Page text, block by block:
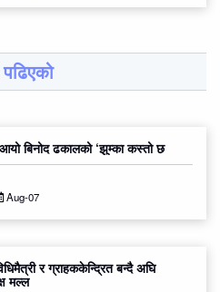
आयो बिनोद ढकालको ‘झुम्का कस्तो छ
Aug-07
र ग्राहककेन्द्रित बन्दै अघि
मल्ल